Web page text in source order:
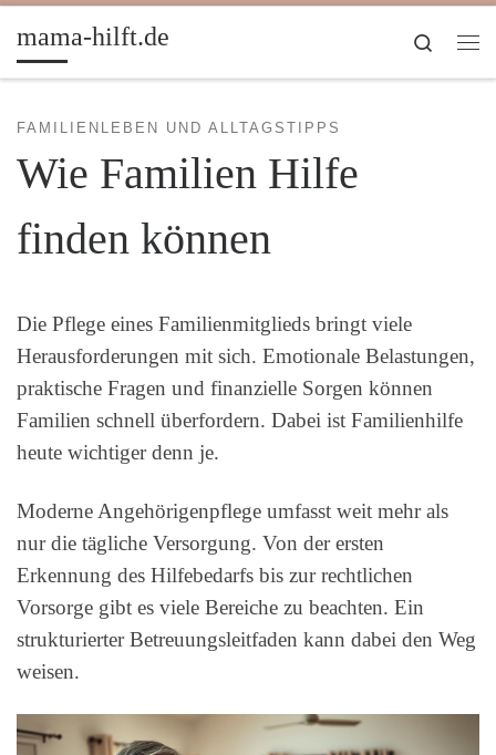
Zum Inhalt springen
mama-hilft.de
Search
FAMILIENLEBEN UND ALLTAGSTIPPS
Wie Familien Hilfe
finden können
Die Pflege eines Familienmitglieds bringt viele
Herausforderungen mit sich. Emotionale Belastungen,
praktische Fragen und finanzielle Sorgen können
Familien schnell überfordern. Dabei ist Familienhilfe
heute wichtiger denn je.
Moderne Angehörigenpflege umfasst weit mehr als
nur die tägliche Versorgung. Von der ersten
Erkennung des Hilfebedarfs bis zur rechtlichen
Vorsorge gibt es viele Bereiche zu beachten. Ein
strukturierter Betreuungsleitfaden kann dabei den Weg
weisen.